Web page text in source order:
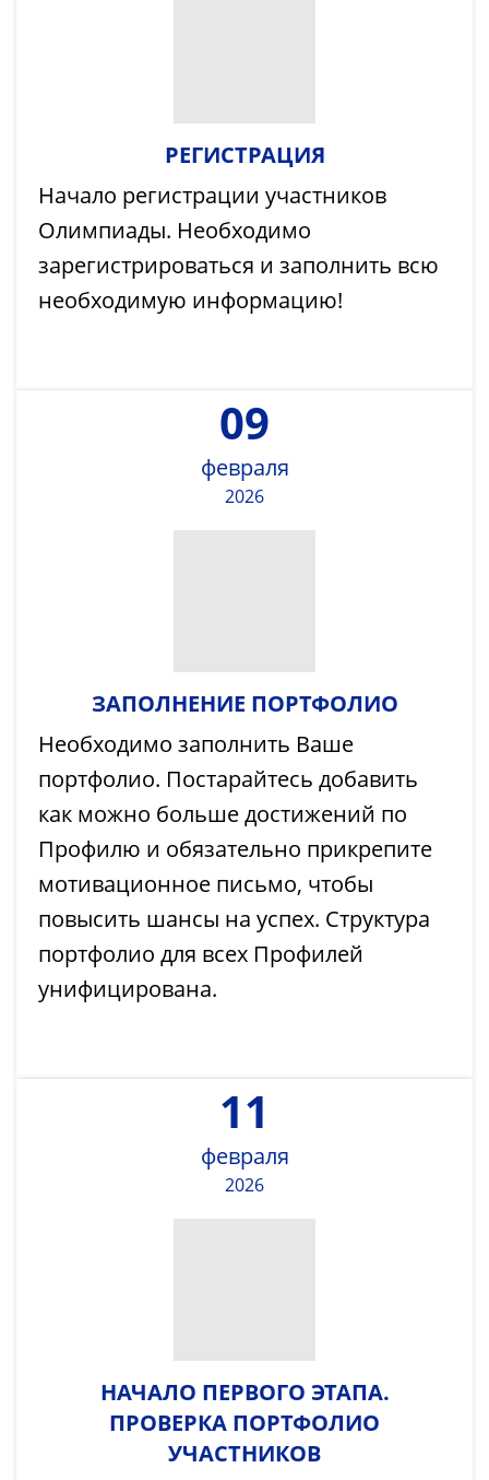
РЕГИСТРАЦИЯ
Начало регистрации участников
Олимпиады. Необходимо
зарегистрироваться и заполнить всю
необходимую информацию!
09
февраля
2026
ЗАПОЛНЕНИЕ ПОРТФОЛИО
Необходимо заполнить Ваше
портфолио. Постарайтесь добавить
как можно больше достижений по
Профилю и обязательно прикрепите
мотивационное письмо, чтобы
повысить шансы на успех. Структура
портфолио для всех Профилей
унифицирована.
11
февраля
2026
НАЧАЛО ПЕРВОГО ЭТАПА.
ПРОВЕРКА ПОРТФОЛИО
УЧАСТНИКОВ